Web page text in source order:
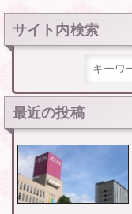
サイト内検索
最近の投稿